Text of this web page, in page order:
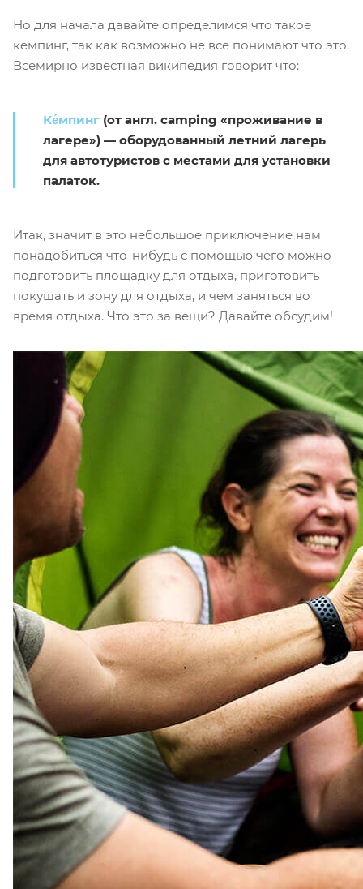
Но для начала давайте определимся что такое
кемпинг, так как возможно не все понимают что это.
Всемирно известная википедия говорит что:
Ке́мпинг (от англ. camping «проживание в
лагере») — оборудованный летний лагерь
для автотуристов c местами для установки
палаток.
Итак, значит в это небольшое приключение нам
понадобиться что-нибудь с помощью чего можно
подготовить площадку для отдыха, приготовить
покушать и зону для отдыха, и чем заняться во
время отдыха. Что это за вещи? Давайте обсудим!